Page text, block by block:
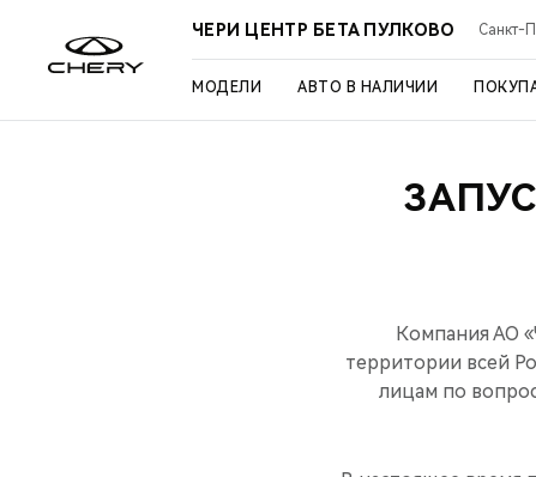
ЧЕРИ ЦЕНТР БЕТА ПУЛКОВО Санкт-
МОДЕЛИ АВТО В НАЛИЧИИ
Компания АО
территории всей
лицам по